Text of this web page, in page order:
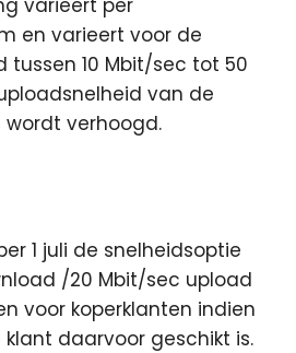
varieert per
en varieert voor de
tussen 10 Mbit/sec tot 50
van de
verhoogd.
1 juli de snelheidsoptie
/20 Mbit/sec upload
voor koperklanten indien
daarvoor geschikt is.